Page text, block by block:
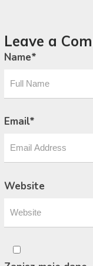
Leave a
Name*
Email*
Website